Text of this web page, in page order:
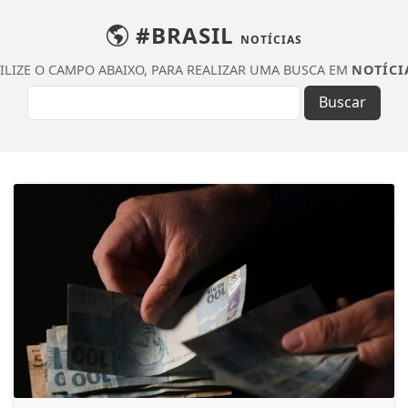
#BRASIL NOTÍCIAS
O CAMPO ABAIXO, PARA REALIZAR UMA BUSCA EM
Buscar